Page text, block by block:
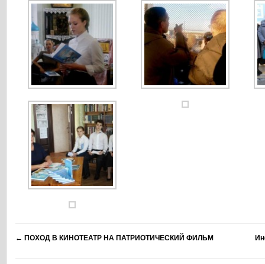
← ПОХОД В КИНОТЕАТР НА ПАТРИОТИЧЕСКИЙ ФИЛЬМ